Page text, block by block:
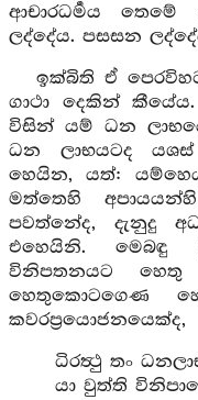
ආචාරධර්‍මය
ලද්දේය. පසසන
ඉක්බිති ඒ
ගාථා දෙකින් කීයේය.
විසින් යම් ධන
ධන ලාභයටද යශස්
හෙයින, යත්:
මත්තෙහි
පවත්නේද, දැනුදු
එහෙයිනි.
විනිපතනයට හෙතු
හෙතුකොටගෙණ
කවරප්‍රයොජනයෙක්ද,
ධිරත්‍ථු තං
යා වුත්ති